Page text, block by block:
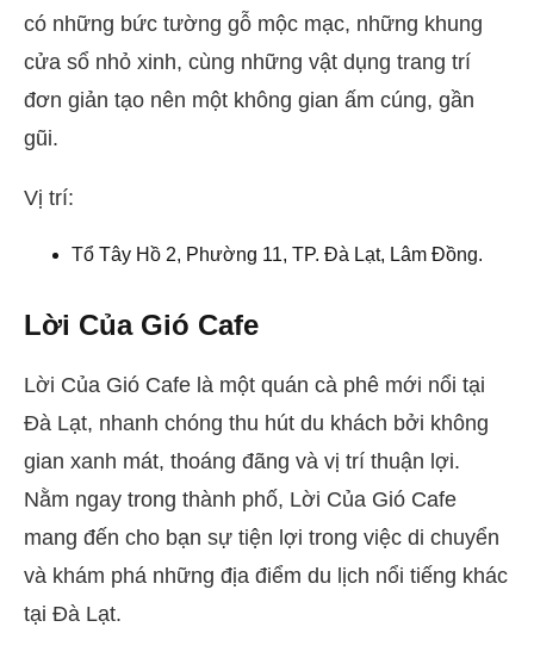
có những bức tường gỗ mộc mạc, những khung
cửa sổ nhỏ xinh, cùng những vật dụng trang trí
đơn giản tạo nên một không gian ấm cúng, gần
gũi.
Vị trí:
Tổ Tây Hồ 2, Phường 11, TP. Đà Lạt, Lâm Đồng.
Lời Của Gió Cafe
Lời Của Gió Cafe là một quán cà phê mới nổi tại
Đà Lạt, nhanh chóng thu hút du khách bởi không
gian xanh mát, thoáng đãng và vị trí thuận lợi.
Nằm ngay trong thành phố, Lời Của Gió Cafe
mang đến cho bạn sự tiện lợi trong việc di chuyển
và khám phá những địa điểm du lịch nổi tiếng khác
tại Đà Lạt.